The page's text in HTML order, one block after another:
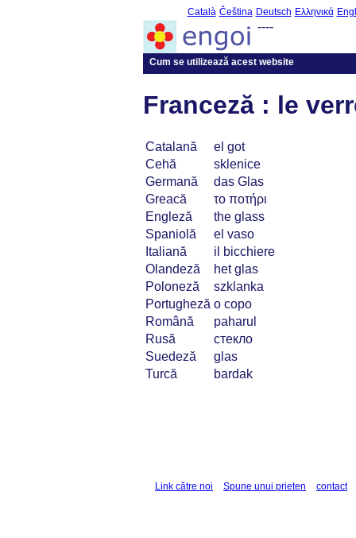
Català Čeština Deutsch Ελληνικά
----
Cum se utilizează acest website
Franceză : le
Catalană
el got
Cehă
sklenice
Germană
das Glas
Greacă
το ποτήρι
Engleză
the glass
Spaniolă
el vaso
Italiană
il bicchiere
Olandeză
het glas
Poloneză
szklanka
Portugheză o copo
Română
paharul
Rusă
стекло
Suedeză
glas
Turcă
bardak
Link către noi Spune unui prieten contact